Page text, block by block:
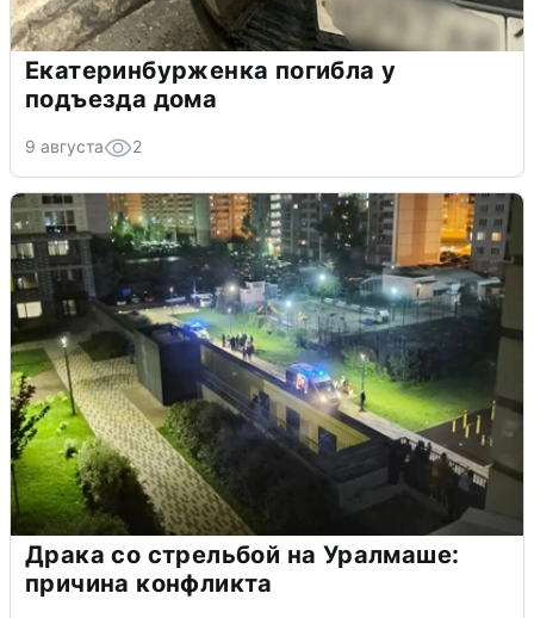
Екатеринбурженка погибла у
подъезда дома
9 августа 2
Драка со стрельбой на Уралмаше:
причина конфликта